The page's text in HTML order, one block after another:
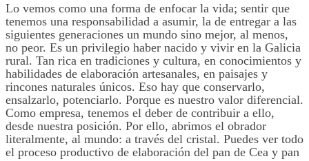
Lo vemos como una forma de enfocar la vida; sentir que
tenemos una responsabilidad a asumir, la de entregar a las
siguientes generaciones un mundo sino mejor, al menos,
no peor. Es un privilegio haber nacido y vivir en la Galicia
rural. Tan rica en tradiciones y cultura, en conocimientos y
habilidades de elaboración artesanales, en paisajes y
rincones naturales únicos. Eso hay que conservarlo,
ensalzarlo, potenciarlo. Porque es nuestro valor diferencial.
Como empresa, tenemos el deber de contribuir a ello,
desde nuestra posición. Por ello, abrimos el obrador
literalmente, al mundo: a través del cristal. Puedes ver todo
el proceso productivo de elaboración del pan de Cea y pan